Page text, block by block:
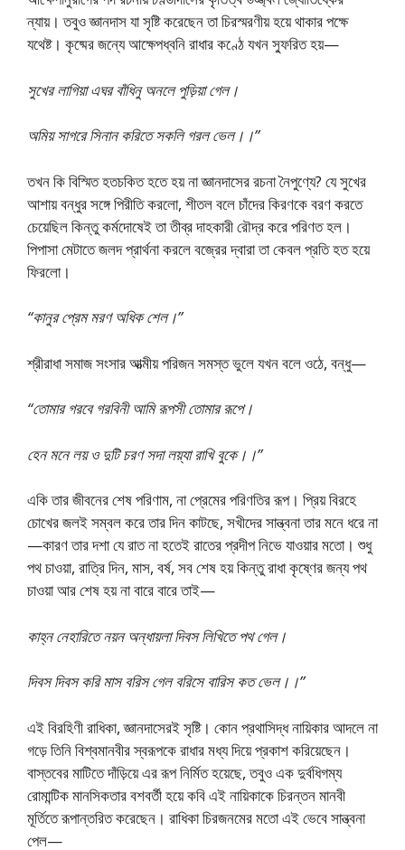
ন্যায়। তবুও জ্ঞানদাস যা সৃষ্টি করেছেন তা চিরস্মরণীয় হয়ে থাকার পক্ষে
যথেষ্ট। কৃষ্মের জন্যে আক্ষেপধ্বনি রাধার কণ্ঠে যখন স্ফুরিত হয়—
সুখের লাগিয়া এঘর বাঁধিনু অনলে পুড়িয়া গেল।
অমিয় সাগরে সিনান করিতে সকলি গরল ভেল।।”
তখন কি বিস্মিত হতচকিত হতে হয় না জ্ঞানদাসের রচনা নৈপুণ্যে? যে সুখের
আশায় বন্ধুর সঙ্গে পিরীতি করলো, শীতল বলে চাঁদের কিরণকে বরণ করতে
চেয়েছিল কিন্তু কর্মদোষেই তা তীব্র দাহকারী রৌদ্র করে পরিণত হল।
পিপাসা মেটাতে জলদ প্রার্থনা করলে বজ্রের দ্বারা তা কেবল প্রতি হত হয়ে
ফিরলো।
“কানুর প্রেম মরণ অধিক শেল।”
শ্রীরাধা সমাজ সংসার আত্মীয় পরিজন সমস্ত ভুলে যখন বলে ওঠে, বন্ধু—
“তোমার গরবে গরবিনী আমি রূপসী তোমার রূপে।
হেন মনে লয় ও দুটি চরণ সদা লয়্যা রাখি বুকে।।”
একি তার জীবনের শেষ পরিণাম, না প্রেমের পরিণতির রূপ। প্রিয় বিরহে
চোখের জলই সম্বল করে তার দিন কাটছে, সখীদের সান্ত্বনা তার মনে ধরে না
—কারণ তার দশা যে রাত না হতেই রাতের প্রদীপ নিভে যাওয়ার মতো। শুধু
পথ চাওয়া, রাত্রি দিন, মাস, বর্ষ, সব শেষ হয় কিন্তু রাধা কৃষ্ণের জন্য পথ
চাওয়া আর শেষ হয় না বারে বারে তাই—
কাহ্ন নেহারিতে নয়ন অন্ধায়লা দিবস লিখিতে পথ গেল।
দিবস দিবস করি মাস বরিস গেল বরিসে বারিস কত ভেল।।”
এই বিরহিণী রাধিকা, জ্ঞানদাসেরই সৃষ্টি। কোন প্রথাসিদ্ধ নায়িকার আদলে না
গড়ে তিনি বিশ্বমানবীর স্বরূপকে রাধার মধ্য দিয়ে প্রকাশ করিয়েছেন।
বাস্তবের মাটিতে দাঁড়িয়ে এর রূপ নির্মিত হয়েছে, তবুও এক দুর্বধিগম্য
রোমান্টিক মানসিকতার বশবর্তী হয়ে কবি এই নায়িকাকে চিরন্তন মানবী
মূর্তিতে রূপান্তরিত করেছেন। রাধিকা চিরজনমের মতো এই ভেবে সান্ত্বনা
পেল—